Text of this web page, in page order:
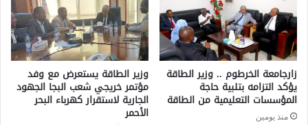
زارجامعة الخرطوم .. وزير الطاقة
يؤكد التزامه بتلبية حاجة
المؤسسات التعليمية من الطاقة
منذ يومين
وزير الطاقة يستعرض مع وفد
مؤتمر خريجي شعب البجا الجهود
الجارية لاستقرار كهرباء البحر
الأحمر